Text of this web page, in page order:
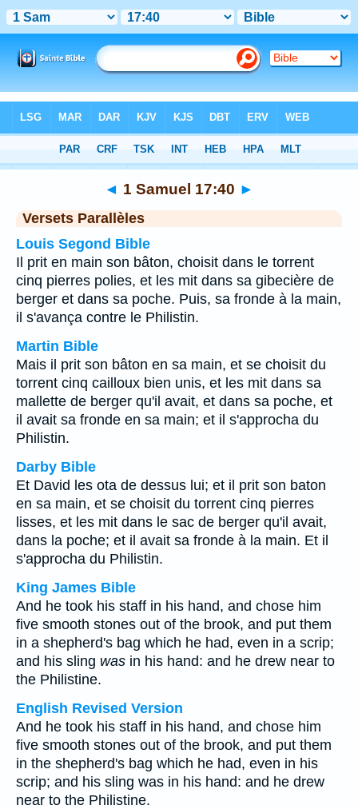
Chapitre 17 > Verset 40
◄ 1 Samuel 17:40 ►
Versets Parallèles
Louis Segond Bible
Il prit en main son bâton, choisit dans le torrent
cinq pierres polies, et les mit dans sa gibecière de
berger et dans sa poche. Puis, sa fronde à la main,
il s'avança contre le Philistin.
Martin Bible
Mais il prit son bâton en sa main, et se choisit du
torrent cinq cailloux bien unis, et les mit dans sa
mallette de berger qu'il avait, et dans sa poche, et
il avait sa fronde en sa main; et il s'approcha du
Philistin.
Darby Bible
Et David les ota de dessus lui; et il prit son baton
en sa main, et se choisit du torrent cinq pierres
lisses, et les mit dans le sac de berger qu'il avait,
dans la poche; et il avait sa fronde à la main. Et il
s'approcha du Philistin.
King James Bible
And he took his staff in his hand, and chose him
five smooth stones out of the brook, and put them
in a shepherd's bag which he had, even in a scrip;
and his sling was in his hand: and he drew near to
the Philistine.
English Revised Version
And he took his staff in his hand, and chose him
five smooth stones out of the brook, and put them
in the shepherd's bag which he had, even in his
scrip; and his sling was in his hand: and he drew
near to the Philistine.